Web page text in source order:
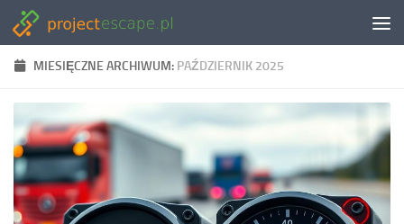
Skip to content
MIESIĘCZNE ARCHIWUM: PAŹDZIERNIK 2025